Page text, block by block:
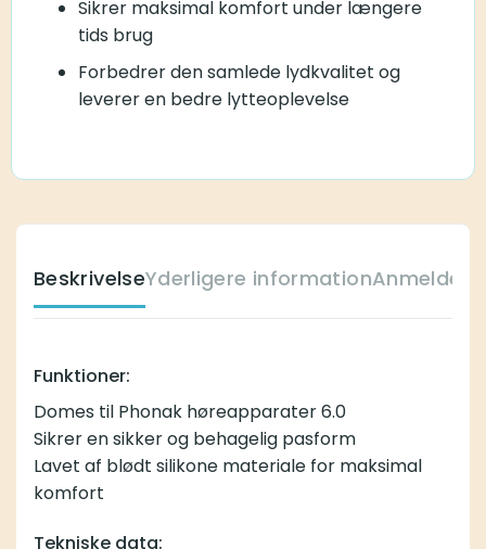
Sikrer maksimal komfort under længere
tids brug
Forbedrer den samlede lydkvalitet og
leverer en bedre lytteoplevelse
BeskrivelseYderligere information
Funktioner:
Domes til Phonak høreapparater 6.0
Sikrer en sikker og behagelig pasform
Lavet af blødt silikone materiale for maksimal
komfort
Tekniske data: